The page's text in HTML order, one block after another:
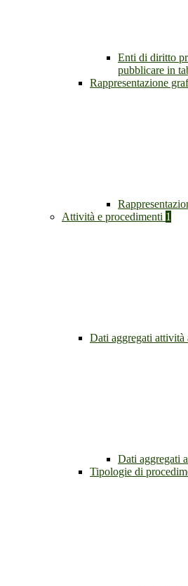
Enti di diritto
pubblicare in
Rappresentazione
Attività e procedimenti 1
Dati aggregati attività
Dati aggregati
Tipologie di